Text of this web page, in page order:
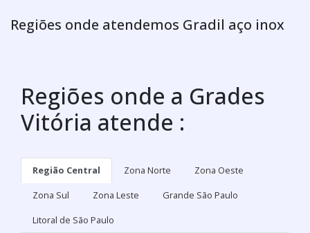
Regiões onde atendemos Gradil aço inox
Regiões onde a Grades
Vitória atende :
Região Central Zona Norte
Zona Oeste
Zona Sul
Zona Leste
Grande São Paulo
Litoral de São Paulo